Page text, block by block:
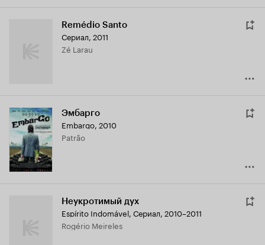
Remédio Santo
Сериал, 2011
Zé Larau
Эмбарго
Embargo, 2010
Patrão
Неукротимый дух
Espírito Indomável, Сериал, 2010–2011
Rogério Meireles